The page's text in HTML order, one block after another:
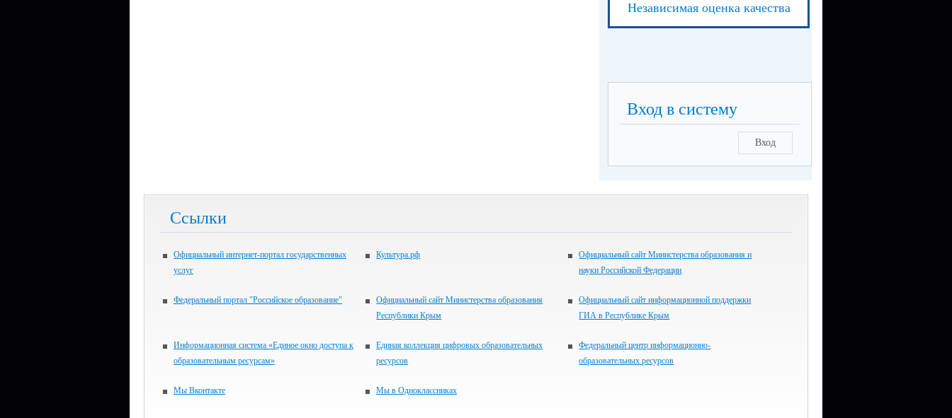
Независимая оценка качества
Вход в систему
Вход
Ссылки
Официальный интернет-портал государственных
услуг
Культура.рф
Официальный сайт Министерства образования и
науки Российской Федерации
Федеральный портал "Российское образование"
Официальный сайт Министерства образования
Республики Крым
Официальный сайт информационной поддержки
ГИА в Республике Крым
Информационная система «Единое окно доступа к
образовательным ресурсам»
Единая коллекция цифровых образовательных
ресурсов
Федеральный центр информационно-
образовательных ресурсов
Мы Вконтакте Мы в Одноклассниках